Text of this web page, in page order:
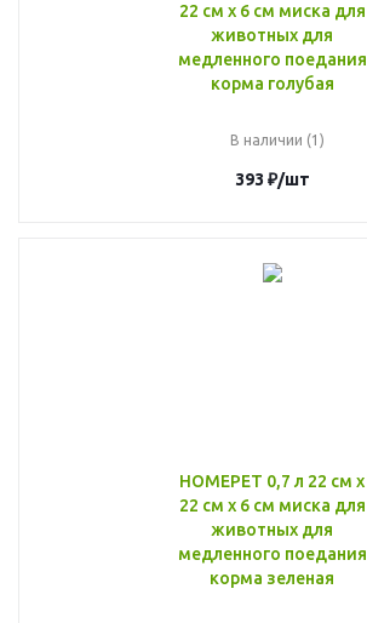
22 см х 6 см миска для
животных для
медленного поедания
корма голубая
В наличии (1)
393 ₽/шт
HOMEPET 0,7 л 22 см х
22 см х 6 см миска для
животных для
медленного поедания
корма зеленая